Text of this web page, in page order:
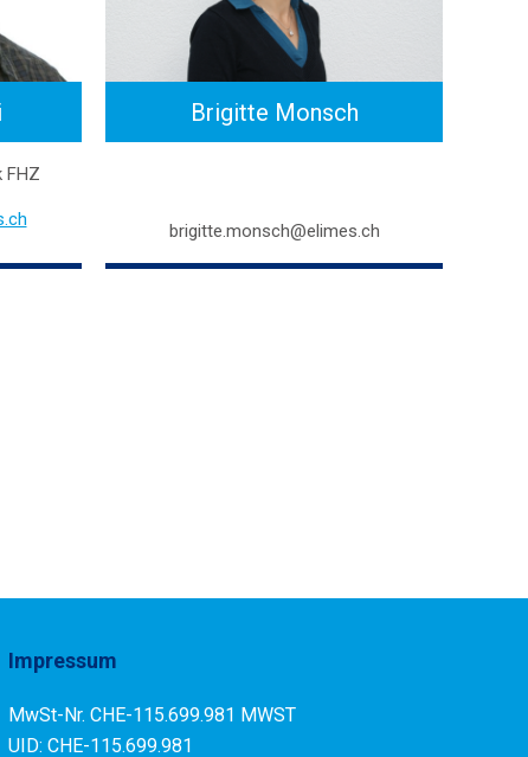
FHZ
Brigitte Monsch
brigitte.monsch@elimes.ch
Impressum
MwSt-Nr. CHE-115.699.981 MWST
UID: CHE-115.699.981